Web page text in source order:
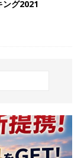
ング2021